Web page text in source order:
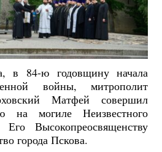
в 84-ю годовщину начала
войны, митрополит
Матфей совершил
на могиле Неизвестного
Высокопреосвященству
города Пскова.